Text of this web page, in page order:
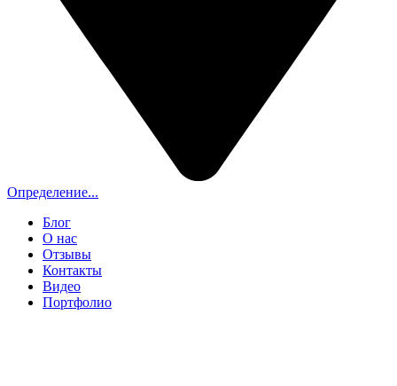
Определение...
Блог
О нас
Отзывы
Контакты
Видео
Портфолио